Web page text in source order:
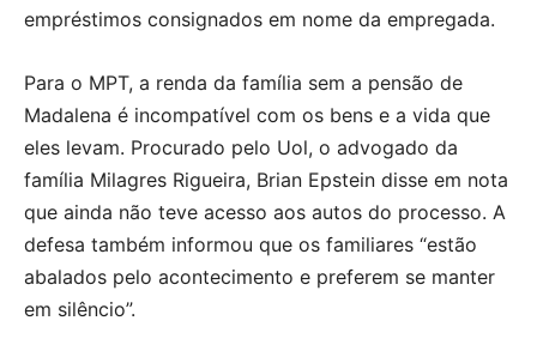
empréstimos consignados em nome da empregada.
Para o MPT, a renda da família sem a pensão de
Madalena é incompatível com os bens e a vida que
eles levam. Procurado pelo Uol, o advogado da
família Milagres Rigueira, Brian Epstein disse em nota
que ainda não teve acesso aos autos do processo. A
defesa também informou que os familiares “estão
abalados pelo acontecimento e preferem se manter
em silêncio”.